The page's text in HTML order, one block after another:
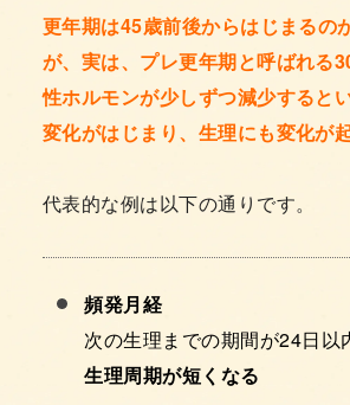
更年期は45歳前後からはじまるの
が、実は、プレ更年期と呼ばれる
性ホルモンが少しずつ減少すると
変化がはじまり、生理にも変化が
代表的な例は以下の通りです。
頻発月経
次の生理までの期間が24日以
生理周期が短くなる